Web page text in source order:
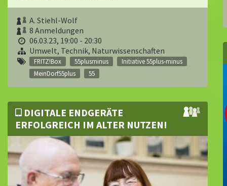
A. Stiehl-Wolf
8 Anmeldungen
06.03.23, 19:00 - 20:30
Umwelt, Technik, Naturwissenschaften
FRITZ!Box 55plusminus
Initiative 55plus-minus
MeinDorf55plus
55
DIGITALE ENDGERÄTE
ERFOLGREICH IM ALTER NUTZEN!